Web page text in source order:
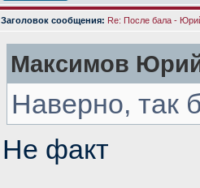
Заголовок сообщения: Re: После бала -
Максимов
Наверно, так
Не факт